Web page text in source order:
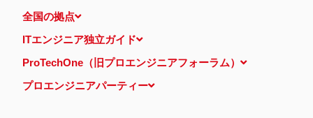
全国の拠点
ITエンジニア独立ガイド
ProTechOne（旧プロエンジニアフォーラム）
プロエンジニアパーティー